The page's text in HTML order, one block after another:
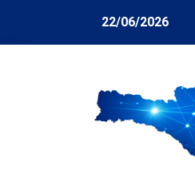
22/06/2026